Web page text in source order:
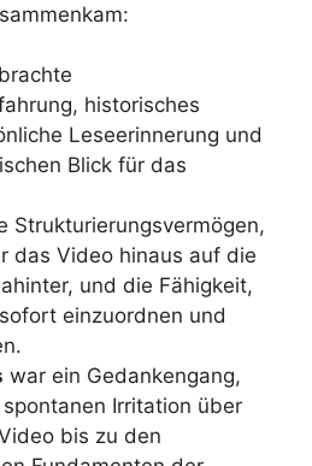
brachte
historisches
Leseerinnerung und
Blick für das
Strukturierungsvermögen,
das Video hinaus auf die
und die Fähigkeit,
einzuordnen und
war ein Gedankengang,
Irritation über
bis zu den